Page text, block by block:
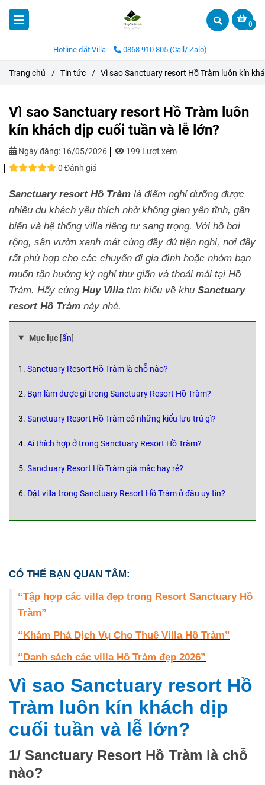
0
Hotline đặt Villa 0868 910 805 (Call/ Zalo)
Trang chủ / Tin tức / Vì sao Sanctuary resort Hồ Tràm luôn kín
Vì sao Sanctuary resort Hồ Tràm luôn
kín khách dịp cuối tuần và lễ lớn?
Ngày đăng: 16/05/2026
199 Lượt xem
0 Đánh giá
Sanctuary resort Hồ Tràm là điểm nghỉ dưỡng được
nhiều du khách yêu thích nhờ không gian yên tĩnh, gần
biển và hệ thống villa riêng tư sang trọng. Với hồ bơi
rộng, sân vườn xanh mát cùng đầy đủ tiện nghi, nơi đây
rất phù hợp cho các chuyến đi gia đình hoặc nhóm bạn
muốn tận hưởng kỳ nghỉ thư giãn và thoải mái tại Hồ
Tràm. Hãy cùng Huy Villa tìm hiểu về khu Sanctuary
resort Hồ Tràm này nhé.
Mục lục [ẩn]
1. Sanctuary Resort Hồ Tràm là chỗ nào?
2. Bạn làm được gì trong Sanctuary Resort Hồ Tràm?
3. Sanctuary Resort Hồ Tràm có những kiểu lưu trú gì?
4. Ai thích hợp ở trong Sanctuary Resort Hồ Tràm?
5. Sanctuary Resort Hồ Tràm giá mắc hay rẻ?
6. Đặt villa trong Sanctuary Resort Hồ Tràm ở đâu uy tín?
CÓ THỂ BẠN QUAN TÂM:
“Tập hợp các villa đẹp trong Resort Sanctuary Hồ
Tràm”
“Khám Phá Dịch Vụ Cho Thuê Villa Hồ Tràm”
“Danh sách các villa Hồ Tràm đẹp 2026”
Vì sao Sanctuary resort Hồ
Tràm luôn kín khách dịp
cuối tuần và lễ lớn?
1/ Sanctuary Resort Hồ Tràm là chỗ
nào?